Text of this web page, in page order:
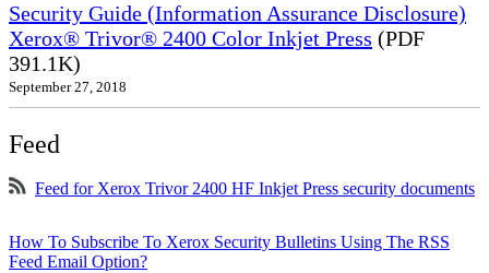
Security Guide (Information Assurance Disclosure)
Xerox® Trivor® 2400 Color Inkjet Press (PDF
391.1K)
September 27, 2018
Feed
Feed for Xerox Trivor 2400 HF Inkjet Press security documents
How To Subscribe To Xerox Security Bulletins Using The RSS
Feed Email Option?